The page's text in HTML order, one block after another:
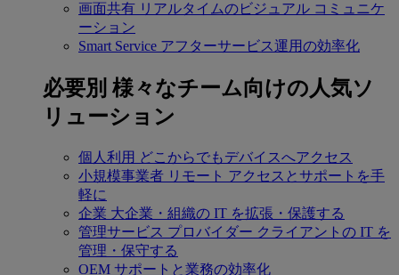
画面共有 リアルタイムのビジュアル コミュニケ
ーション
Smart Service アフターサービス運用の効率化
必要別 様々なチーム向けの人気ソ
リューション
個人利用 どこからでもデバイスへアクセス
小規模事業者 リモート アクセスとサポートを手
軽に
企業 大企業・組織の IT を拡張・保護する
管理サービス プロバイダー クライアントの IT を
管理・保守する
OEM サポートと業務の効率化